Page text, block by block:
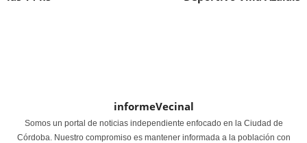
informeVecinal
Somos un portal de noticias independiente enfocado en la Ciudad de
Córdoba. Nuestro compromiso es mantener informada a la población con